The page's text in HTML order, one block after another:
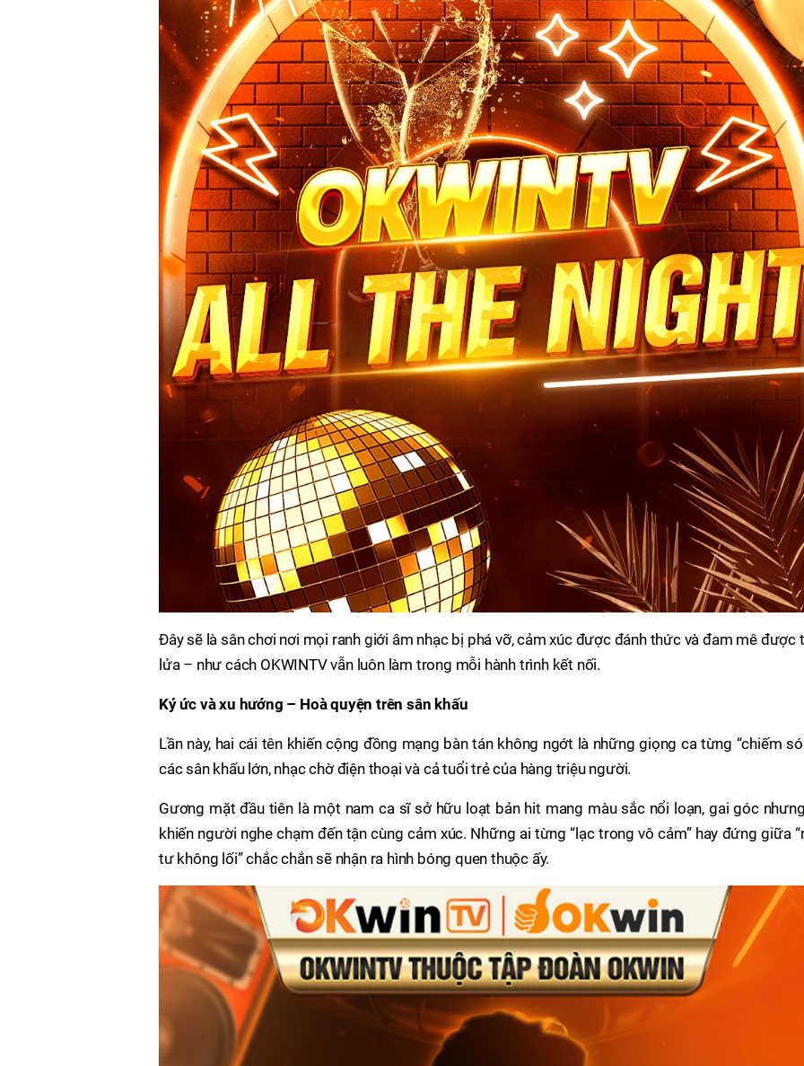
Đây sẽ là sân chơi nơi mọi ranh giới âm nhạc bị phá vỡ, cảm xúc được đánh thức và đam mê được
lửa – như cách OKWINTV vẫn luôn làm trong mỗi hành trình kết nối.
Ký ức và xu hướng – Hoà quyện trên sân khấu
Lần này, hai cái tên khiến cộng đồng mạng bàn tán không ngớt là những giọng ca từng “chiếm
các sân khấu lớn, nhạc chờ điện thoại và cả tuổi trẻ của hàng triệu người.
Gương mặt đầu tiên là một nam ca sĩ sở hữu loạt bản hit mang màu sắc nổi loạn, gai góc
khiến người nghe chạm đến tận cùng cảm xúc. Những ai từng “lạc trong vô cảm” hay đứng giữa
tư không lối” chắc chắn sẽ nhận ra hình bóng quen thuộc ấy.